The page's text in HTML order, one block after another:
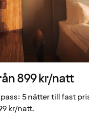
899 kr/natt
5 nätter till fast
kr/natt.